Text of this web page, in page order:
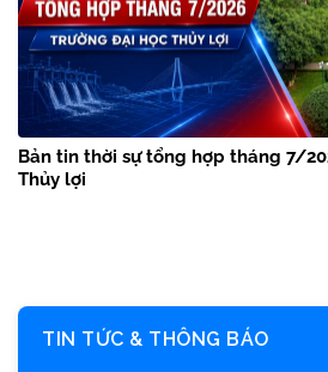
Bản tin thời sự tổng hợp tháng 7/
Thủy lợi
TIN TỨC & THÔNG BÁO